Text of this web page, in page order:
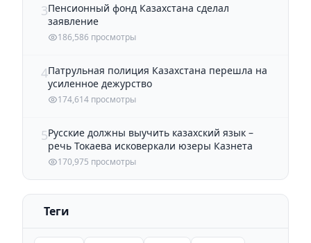
3Пенсионный фонд Казахстана сделал
заявление
186,586 просмотры
4Патрульная полиция Казахстана перешла на
усиленное дежурство
174,614 просмотры
5Русские должны выучить казахский язык –
речь Токаева исковеркали юзеры Казнета
170,975 просмотры
Теги